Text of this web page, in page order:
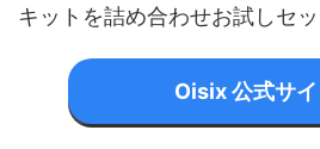
キットを詰め合わせお試しセ
Oisix 公式サ